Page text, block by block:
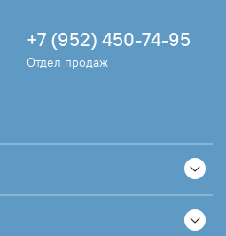
+7 (952) 450-74-95
Отдел продаж